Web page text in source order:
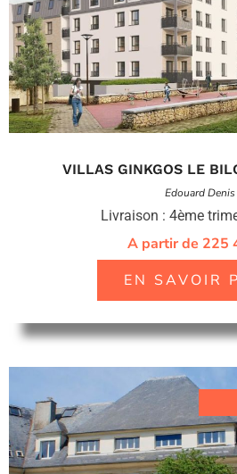
VILLAS GINKGOS LE
Edouard Denis
Livraison : 4ème
A partir de 225
EN SAVOIR